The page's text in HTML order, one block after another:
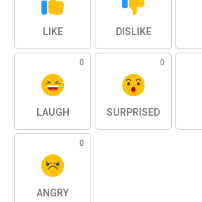
LIKE DISLIKE
0
LAUGH
0
SURPRISED
0
ANGRY